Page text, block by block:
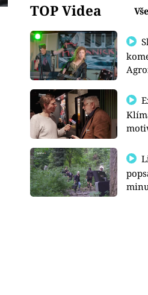
TOP Videa
Sledujte
Exkluzivně: Josef
Linda Rybová